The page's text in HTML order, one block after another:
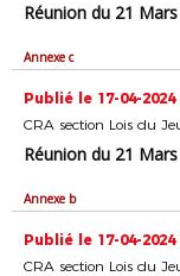
Réunion du 21
Annexe c
Publié le 17-04-2024
CRA section Lois du
Réunion du 21
Annexe b
Publié le 17-04-2024
CRA section Lois du